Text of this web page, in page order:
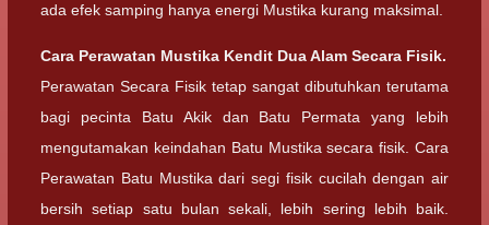
ada efek samping hanya energi Mustika kurang maksimal.
Cara Perawatan Mustika Kendit Dua Alam Secara Fisik.
Perawatan Secara Fisik tetap sangat dibutuhkan terutama
bagi pecinta Batu Akik dan Batu Permata yang lebih
mengutamakan keindahan Batu Mustika secara fisik. Cara
Perawatan Batu Mustika dari segi fisik cucilah dengan air
bersih setiap satu bulan sekali, lebih sering lebih baik.